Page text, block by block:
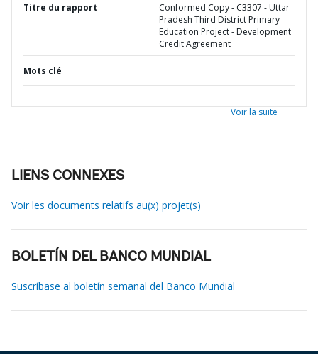
Titre du rapport
Conformed Copy - C3307 - Uttar
Pradesh Third District Primary
Education Project - Development
Credit Agreement
Mots clé
Voir la suite
LIENS CONNEXES
Voir les documents relatifs au(x) projet(s)
BOLETÍN DEL BANCO MUNDIAL
Suscríbase al boletín semanal del Banco Mundial